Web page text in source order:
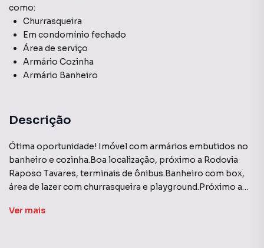
como:
Churrasqueira
Em condomínio fechado
Área de serviço
Armário Cozinha
Armário Banheiro
Descrição
Ótima oportunidade! Imóvel com armários embutidos no
banheiro e cozinha.Boa localização, próximo a Rodovia
Raposo Tavares, terminais de ônibus.Banheiro com box,
área de lazer com churrasqueira e playground.Próximo a
Ver mais